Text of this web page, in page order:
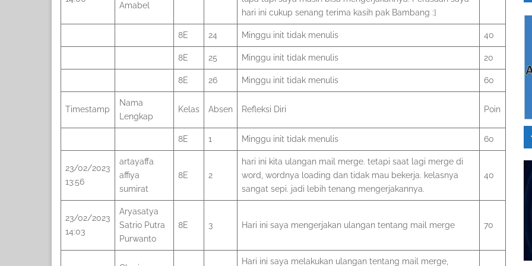
Amabel
hari ini cukup senang terima kasih pak Bambang :]
8E 24 Minggu init tidak menulis 40
8E 25 Minggu init tidak menulis 20
8E 26 Minggu init tidak menulis 60
Timestamp
Nama
Lengkap
Kelas Absen Refleksi Diri Poin
8E 1 Minggu init tidak menulis 60
23/02/2023
13:56
artayaffa
affiya
sumirat
8E 2
hari ini kita ulangan mail merge. tetapi saat lagi merge di
word, wordnya loading dan tidak mau bekerja. kelasnya
sangat sepi. jadi lebih tenang mengerjakannya.
40
23/02/2023
14:03
Aryasatya
Satrio Putra
Purwanto
8E 3 Hari ini saya mengerjakan ulangan tentang mail merge 70
Hari ini saya melakukan ulangan tentang mail merge,